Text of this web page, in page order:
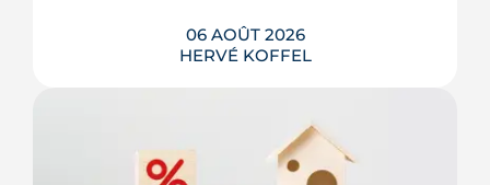
06 AOÛT 2026
HERVÉ KOFFEL
Après un printemps d'annonces,